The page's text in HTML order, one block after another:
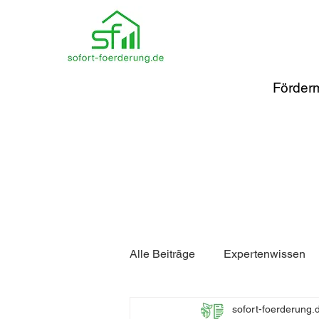
Alle Beiträge Expertenwissen
Förderung Heizung
sofort-